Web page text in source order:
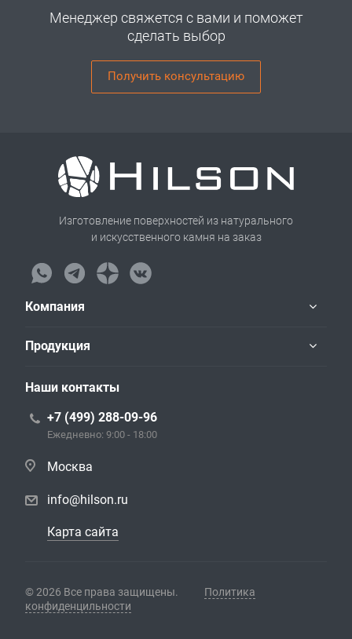
Менеджер свяжется с вами и поможет
сделать выбор
Получить консультацию
Изготовление поверхностей из натурального
и искусственного камня на заказ
Компания
Продукция
Наши контакты
+7 (499) 288-09-96
Ежедневно: 9:00 - 18:00
Москва
info@hilson.ru
Карта сайта
© 2026 Все права защищены.
Политика
конфиденцильности